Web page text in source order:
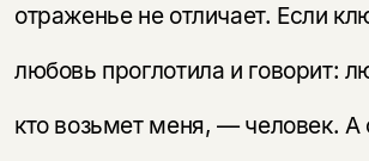
отраженье не отличает. Если
любовь проглотила и говорит:
кто возьмет меня, — человек. А